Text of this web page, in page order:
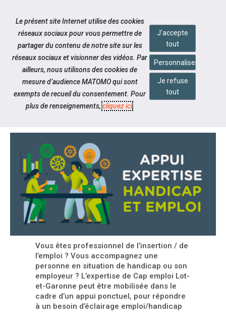
Aller au contenu
Notre actualité
APPUI EXPERTISE HANDICAP
Vous êtes professionnel de l’insertion / de
l’emploi ? Vous accompagnez une
personne en situation de handicap ou son
employeur ? L’expertise de Cap emploi Lot-
et-Garonne peut être mobilisée dans le
cadre d’un appui ponctuel, pour répondre
à un besoin d’éclairage emploi/handicap
Le présent site Internet utilise des cookies
réseaux sociaux pour vous permettre de
partager du contenu de notre site sur les
réseaux sociaux et visionner des vidéos. Par
ailleurs, nous utilisons des cookies de
mesure d’audience MATOMO qui sont
exempts de recueil du consentement. Pour
plus de renseignements,cliquez ici.
J'accepte
tout
Personnaliser
Je refuse
tout